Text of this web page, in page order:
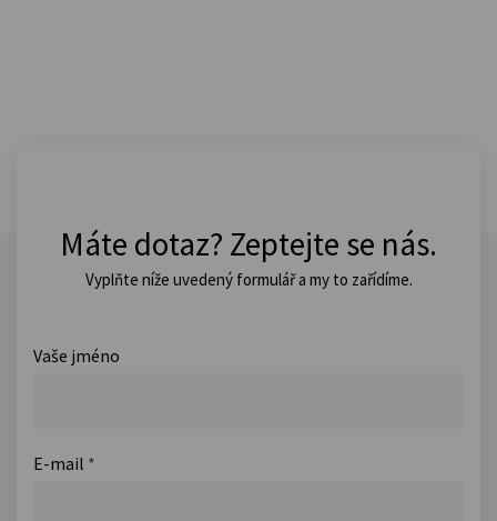
Máte dotaz? Zeptejte se nás.
Vyplňte níže uvedený formulář a my to zařídíme.
Vaše jméno
E-mail *